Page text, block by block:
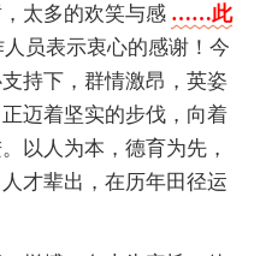
太多的欢笑与感 ……此
员表示衷心的感谢！今
持下，群情激昂，英姿
迈着坚实的步伐，向着
以人为本，德育为先，
才辈出，在历年田径运